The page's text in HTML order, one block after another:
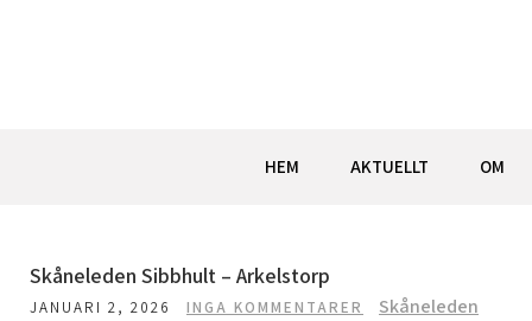
HEM AKTUELLT OM
Skåneleden Sibbhult – Arkelstorp
JANUARI 2, 2026 INGA KOMMENTARER Skåneleden